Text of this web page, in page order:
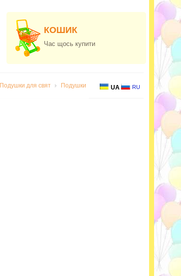
КОШИК
Час щось купити
Подушки для свят
Подушки
UA RU